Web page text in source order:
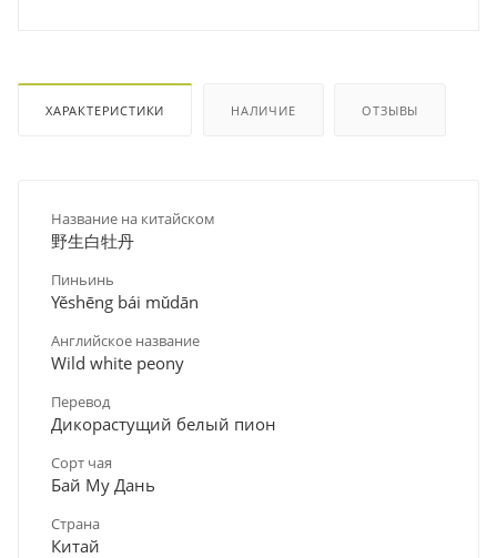
ХАРАКТЕРИСТИКИ НАЛИЧИЕ ОТЗЫВЫ
Название на китайском
野生白牡丹
Пиньинь
Yěshēng bái mǔdān
Английское название
Wild white peony
Перевод
Дикорастущий белый пион
Сорт чая
Бай Му Дань
Страна
Китай